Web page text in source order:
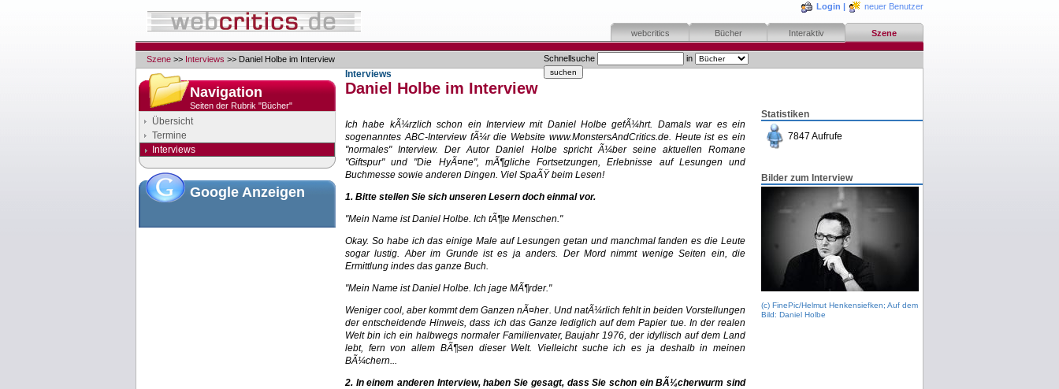
Login | neuer Benutzer
webcritics Bücher Interaktiv Szene
Schnellsuche in
Szene >> Interviews >> Daniel Holbe im Interview
Navigation
Seiten der Rubrik "Bücher"
Übersicht
Termine
Interviews
Google Anzeigen
Interviews
Daniel Holbe im Interview
Statistiken
7847 Aufrufe
Bilder zum Interview
(c) FinePic/Helmut Henkensiefken; Auf dem
Bild: Daniel Holbe
Ich habe kÃ¼rzlich schon ein Interview mit Daniel Holbe gefÃ¼hrt. Damals war es ein
sogenanntes ABC-Interview fÃ¼r die Website www.MonstersAndCritics.de. Heute ist es ein
"normales" Interview. Der Autor Daniel Holbe spricht Ã¼ber seine aktuellen Romane
"Giftspur" und "Die HyÃ¤ne", mÃ¶gliche Fortsetzungen, Erlebnisse auf Lesungen und
Buchmesse sowie anderen Dingen. Viel SpaÃŸ beim Lesen!
1. Bitte stellen Sie sich unseren Lesern doch einmal vor.
"Mein Name ist Daniel Holbe. Ich tÃ¶te Menschen."
Okay. So habe ich das einige Male auf Lesungen getan und manchmal fanden es die Leute
sogar lustig. Aber im Grunde ist es ja anders. Der Mord nimmt wenige Seiten ein, die
Ermittlung indes das ganze Buch.
"Mein Name ist Daniel Holbe. Ich jage MÃ¶rder."
Weniger cool, aber kommt dem Ganzen nÃ¤her. Und natÃ¼rlich fehlt in beiden Vorstellungen
der entscheidende Hinweis, dass ich das Ganze lediglich auf dem Papier tue. In der realen
Welt bin ich ein halbwegs normaler Familienvater, Baujahr 1976, der idyllisch auf dem Land
lebt, fern von allem BÃ¶sen dieser Welt. Vielleicht suche ich es ja deshalb in meinen
BÃ¼chern...
2. In einem anderen Interview, haben Sie gesagt, dass Sie schon ein BÃ¼cherwurm sind